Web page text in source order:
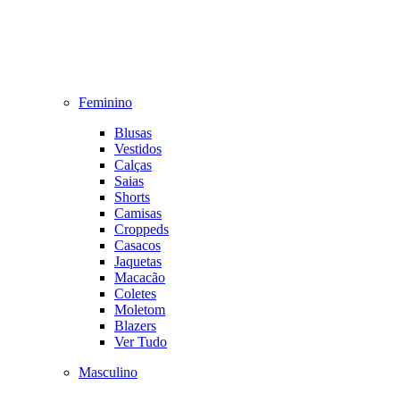
Feminino
Blusas
Vestidos
Calças
Saias
Shorts
Camisas
Croppeds
Casacos
Jaquetas
Macacão
Coletes
Moletom
Blazers
Ver Tudo
Masculino